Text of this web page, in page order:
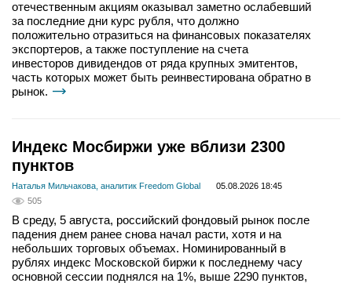
отечественным акциям оказывал заметно ослабевший
за последние дни курс рубля, что должно
положительно отразиться на финансовых показателях
экспортеров, а также поступление на счета
инвесторов дивидендов от ряда крупных эмитентов,
часть которых может быть реинвестирована обратно в
рынок.
Индекс Мосбиржи уже вблизи 2300
пунктов
Наталья Мильчакова, аналитик Freedom Global
05.08.2026 18:45
505
В среду, 5 августа, российский фондовый рынок после
падения днем ранее снова начал расти, хотя и на
небольших торговых объемах. Номинированный в
рублях индекс Московской биржи к последнему часу
основной сессии поднялся на 1%, выше 2290 пунктов,